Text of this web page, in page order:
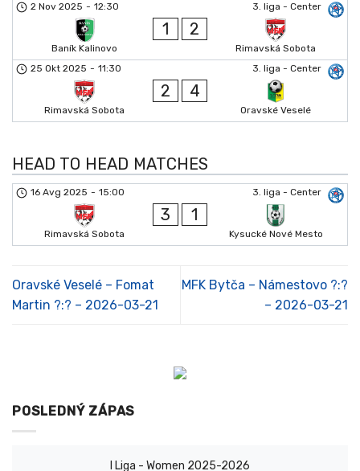
3. liga - Center
2 Nov 2025 - 12:30
Baník Kalinovo
1 2
Rimavská Sobota
3. liga - Center
25 Okt 2025 - 11:30
Rimavská Sobota
2 4
Oravské Veselé
HEAD TO HEAD MATCHES
3. liga - Center
16 Avg 2025 - 15:00
Rimavská Sobota
3 1
Kysucké Nové Mesto
Oravské Veselé – Fomat
Martin ?:? – 2026-03-21
MFK Bytča – Námestovo ?:?
– 2026-03-21
POSLEDNÝ ZÁPAS
I Liga - Women 2025-2026